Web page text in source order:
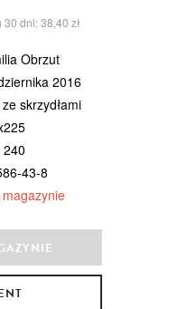
dni: 38,40 zł
Obrzut
2016
skrzydłami
240
43-8